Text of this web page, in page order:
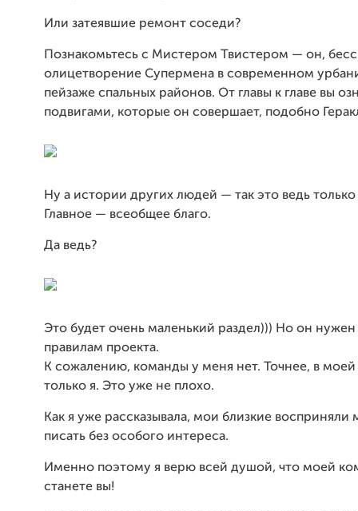
Или затеявшие ремонт соседи?
Познакомьтесь с Мистером Твистером — он,
олицетворение Супермена в современном
пейзаже спальных районов. От главы к главе вы
подвигами, которые он совершает, подобно
Ну а истории других людей — так это ведь
Главное — всеобщее благо.
Да ведь?
Это будет очень маленький раздел))) Но он нужен
правилам проекта.
К сожалению, команды у меня нет. Точнее, в моей
только я. Это уже не плохо.
Как я уже рассказывала, мои близкие
писать без особого интереса.
Именно поэтому я верю всей душой, что моей
станете вы!